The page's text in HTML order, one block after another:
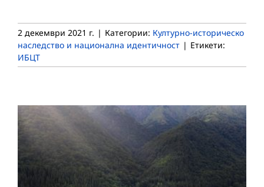
2 декември 2021 г. | Категории: Културно-историческо
наследство и национална идентичност | Етикети:
ИБЦТ